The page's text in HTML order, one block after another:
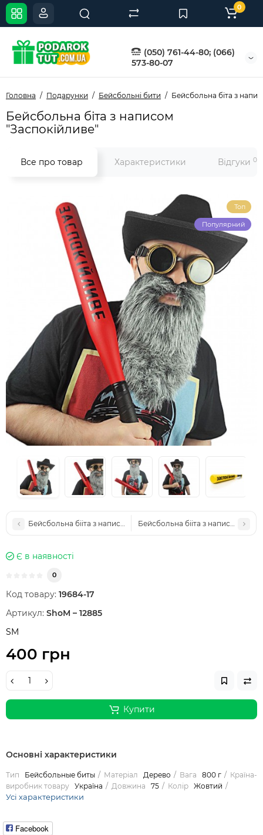
(050) 761-44-80; (066)
573-80-07
0
Головна Подарунки Бейсбольні бити Бейсбольна біта з
Бейсбольна біта з написом
"Заспокійливе"
Все про товар Характеристики Відгуки 0
Топ
Популярний
Бейсбольна бііта з написом "Зубочистка"Бейсбольна бііта з написом
Є в наявності
0
Код товару: 19684-17
Артикул: ShoM – 12885
SM
400 грн
Купити
Основні характеристики
Тип Бейсбольные биты Матеріал Дерево Вага 800 г
Країна-
виробник товару Україна Довжина 75 Колір Жовтий
Усі характеристики
Facebook